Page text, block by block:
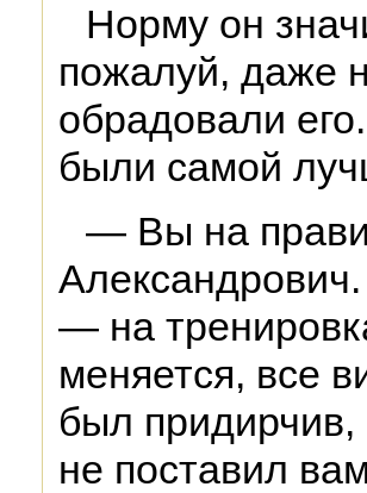
Норму он
пожалуй, даже
обрадовали
были самой
— Вы на
— на
меняется, все
был
не поставил